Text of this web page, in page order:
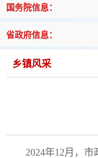
国务院信息：
省政府信息：
乡镇风采
2024年12月，